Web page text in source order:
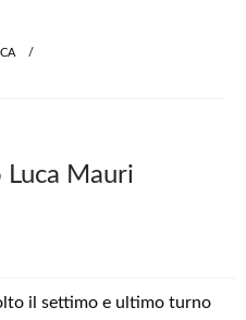
Luca Mauri
il settimo e ultimo turno